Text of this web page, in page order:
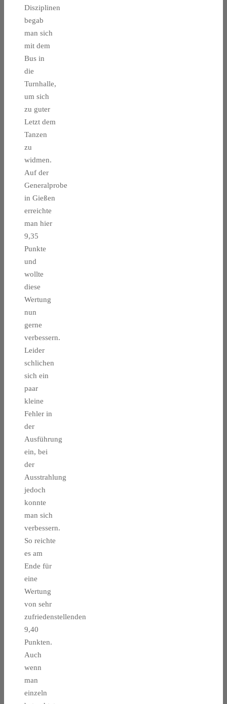
Disziplinen
begab
man sich
mit dem
Bus in
die
Turnhalle,
um sich
zu guter
Letzt dem
Tanzen
zu
widmen.
Auf der
Generalprobe
in Gießen
erreichte
man hier
9,35
Punkte
und
wollte
diese
Wertung
nun
gerne
verbessern.
Leider
schlichen
sich ein
paar
kleine
Fehler in
der
Ausführung
ein, bei
der
Ausstrahlung
jedoch
konnte
man sich
verbessern.
So reichte
es am
Ende für
eine
Wertung
von sehr
zufriedenstellenden
9,40
Punkten.
Auch
wenn
man
einzeln